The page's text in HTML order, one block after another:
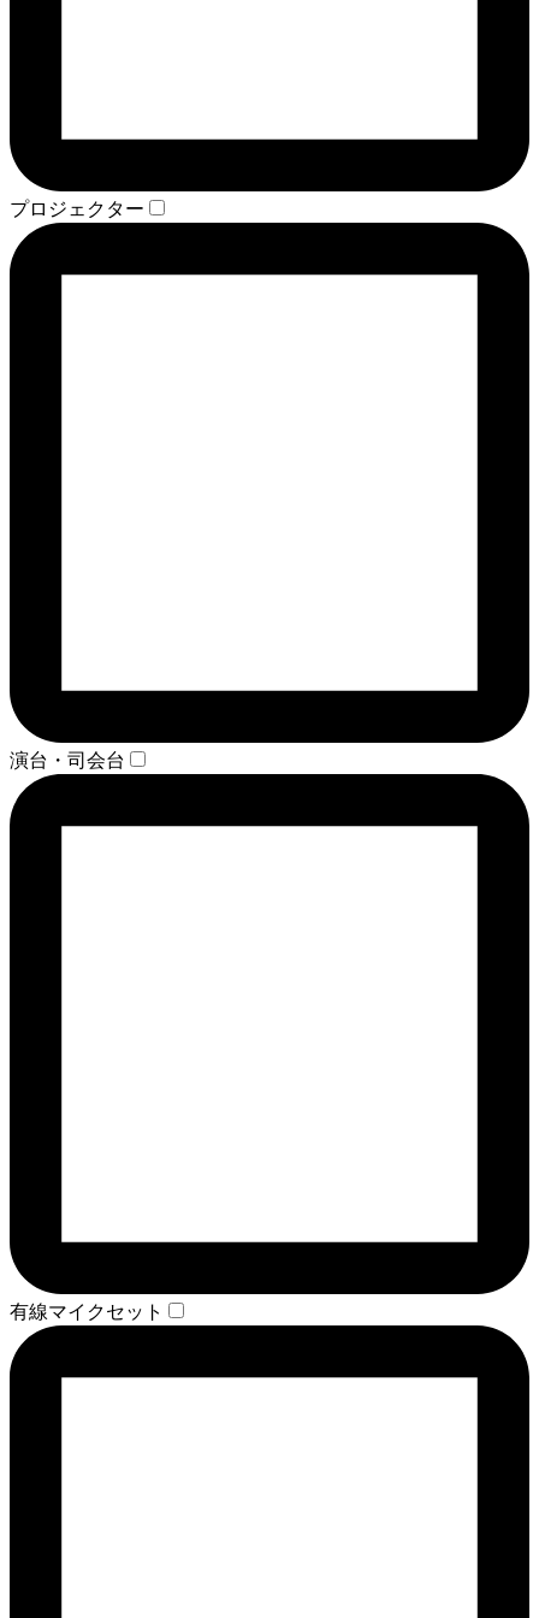
プロジェクター
演台・司会台
有線マイクセット